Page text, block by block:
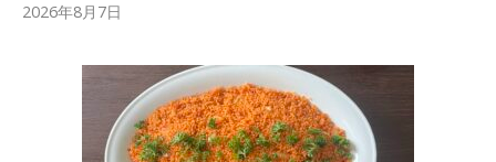
2026年8月7日